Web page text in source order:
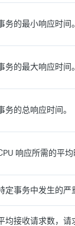
务的最小响应时间。
务的最大响应时间。
务的总响应时间。
响应所需的平均
定事务中发生的严
均接收请求数，请